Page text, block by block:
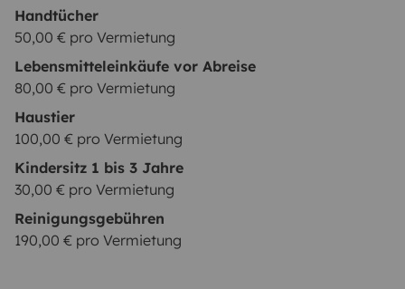
Handtücher
50,00 € pro Vermietung
Lebensmitteleinkäufe vor Abreise
80,00 € pro Vermietung
Haustier
100,00 € pro Vermietung
Kindersitz 1 bis 3 Jahre
30,00 € pro Vermietung
Reinigungsgebühren
190,00 € pro Vermietung